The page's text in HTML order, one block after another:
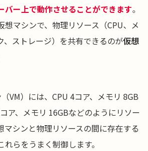
バー上で動作させることができます。
想マシンで、物理リソース（CPU、メ
、ストレージ）を共有できるのが仮想
VM）には、CPU 4コア、メモリ 8GB
ア、メモリ 16GBなどのようにリソー
マシンと物理リソースの間に存在する
らをうまく制御します。